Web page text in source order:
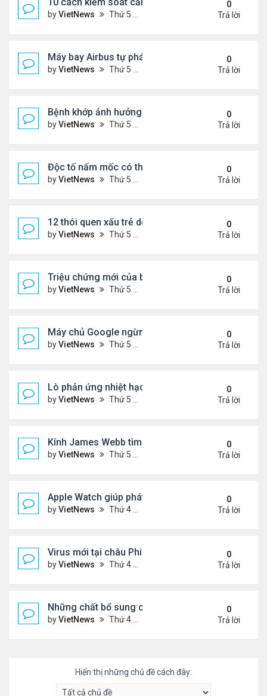
byVietNews Thứ 5 Tháng 7 28, 2022 1:36 pm
0
Trả lời
Máy bay Airbus tự phá kỷ lục bay lâu trong khí
byVietNews Thứ 5 Tháng 7 28, 2022 1:35 pm
0
Trả lời
Bệnh khớp ảnh hưởng đời sống chăn gối thế nào?
byVietNews Thứ 5 Tháng 7 28, 2022 1:33 pm
0
Trả lời
Độc tố nấm mốc có thể gây ung thư
byVietNews Thứ 5 Tháng 7 21, 2022 5:25 pm
0
Trả lời
12 thói quen xấu trẻ dễ bắt chước bố mẹ
byVietNews Thứ 5 Tháng 7 21, 2022 4:43 pm
0
Trả lời
Triệu chứng mới của biến thể phụ BA.5
byVietNews Thứ 5 Tháng 7 21, 2022 2:10 pm
0
Trả lời
Máy chủ Google ngừng hoạt động vì nắng nóng
byVietNews Thứ 5 Tháng 7 21, 2022 12:00 pm
0
Trả lời
Lò phản ứng nhiệt hạch nóng gấp 5 lần lõi Mặt
byVietNews Thứ 5 Tháng 7 21, 2022 11:59 am
0
Trả lời
Kính James Webb tìm thấy thiên hà cổ xưa nhất
byVietNews Thứ 5 Tháng 7 21, 2022 11:05 am
0
Trả lời
Apple Watch giúp phát hiện khối u
byVietNews Thứ 4 Tháng 7 20, 2022 5:02 pm
0
Trả lời
Virus mới tại châu Phi nguy hiểm thế nào
byVietNews Thứ 4 Tháng 7 20, 2022 3:18 pm
0
Trả lời
Những chất bổ sung có thể giúp giảm huyết áp
byVietNews Thứ 4 Tháng 7 20, 2022 11:29 am
0
Trả lời
Hiển thị những chủ đề cách đây: